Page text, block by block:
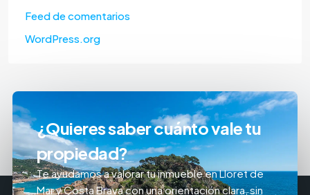
Feed de comentarios
WordPress.org
¿Quieres saber cuánto vale tu
propiedad?
Te ayudamos a valorar tu inmueble en Lloret de
Mar y Costa Brava con una orientación clara, sin